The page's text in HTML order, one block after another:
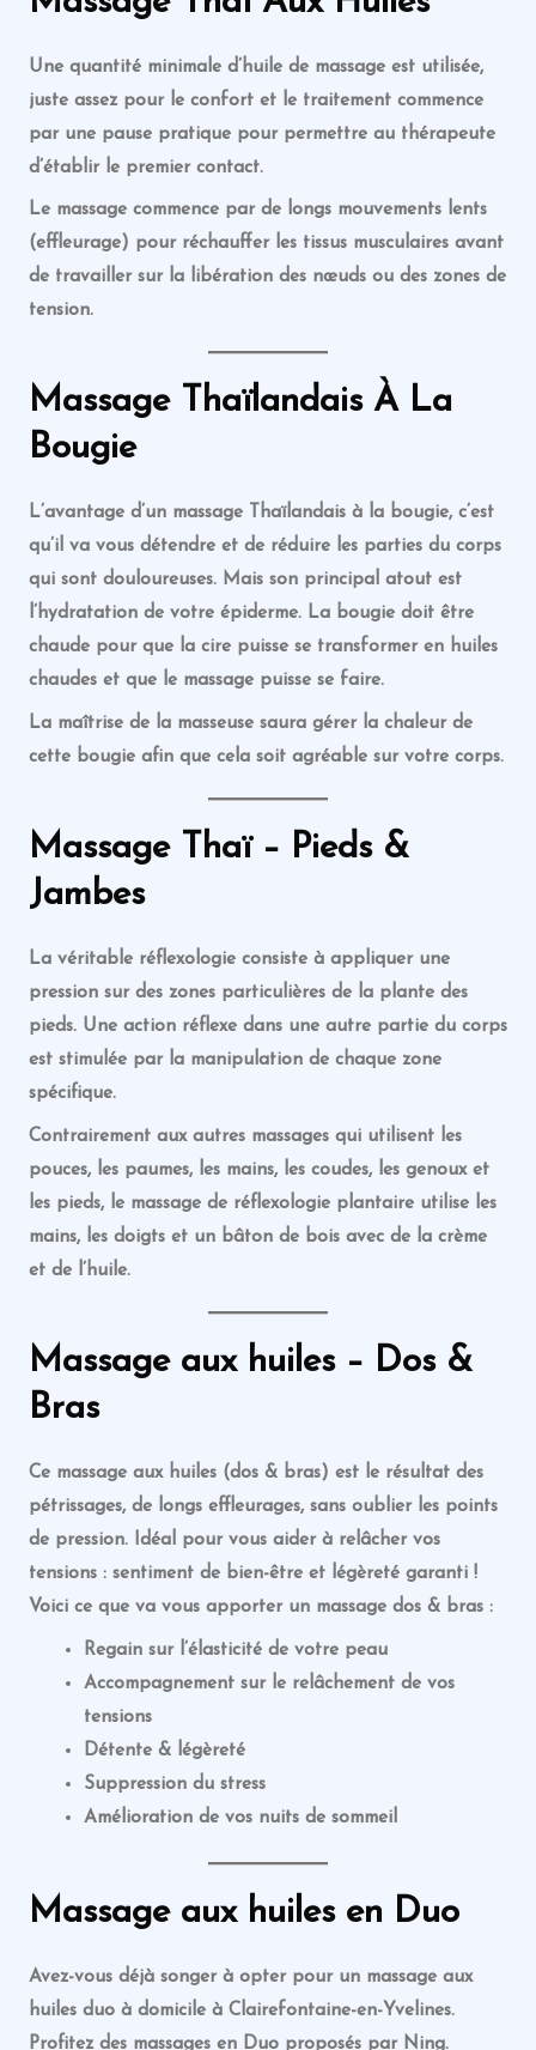
Une quantité minimale d’huile de massage est utilisée,
juste assez pour le confort et le traitement commence
par une pause pratique pour permettre au thérapeute
d’établir le premier contact.
Le massage commence par de longs mouvements lents
(effleurage) pour réchauffer les tissus musculaires avant
de travailler sur la libération des nœuds ou des zones de
tension.
Massage ThaïlandaisÀ La
Bougie
L’avantage d’un massage Thaïlandaisà la bougie, c’est
qu’il va vous détendre et de réduire les parties du corps
qui sont douloureuses. Mais son principal atout est
l’hydratation de votre épiderme. La bougie doit être
chaude pour que la cire puisse se transformer en huiles
chaudes et que le massage puisse se faire.
La maîtrise de la masseuse saura gérer la chaleur de
cette bougie afin que cela soit agréable sur votre corps.
Massage Thaï– Pieds &
Jambes
La véritable réflexologie consiste à appliquer une
pression sur des zones particulières de la plante des
pieds. Une action réflexe dans une autre partie du corps
est stimulée par la manipulation de chaque zone
spécifique.
Contrairement aux autres massages qui utilisent les
pouces, les paumes, les mains, les coudes, les genoux et
les pieds, le massage de réflexologie plantaire utilise les
mains, les doigts et un bâton de bois avec de la crème
et de l’huile.
Massage aux huiles– Dos &
Bras
Ce massage aux huiles(dos & bras) est le résultat des
pétrissages, de longs effleurages, sans oublier les points
de pression. Idéal pour vous aider à relâcher vos
tensions : sentiment de bien-être et légèreté garanti !
Voici ce que va vous apporter un massage dos & bras :
Regain sur l’élasticité de votre peau
Accompagnement sur le relâchement de vos
tensions
Détente & légèreté
Suppression du stress
Amélioration de vos nuits de sommeil
Massage aux huilesen Duo
Avez-vous déjà songer à opter pour un massage aux
huiles duo à domicile à Clairefontaine-en-Yvelines.
Profitez des massages en Duo proposés par Ning.